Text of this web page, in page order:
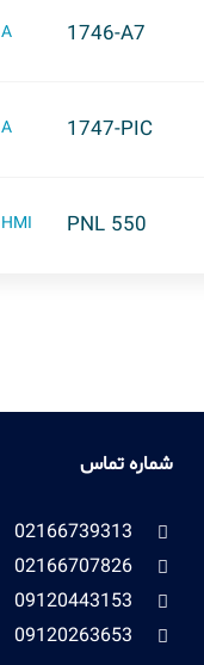
1746-A7
A
1747-PIC
A
PNL 550
HMI
شماره تماس
02166739313
02166707826
09120443153
09120263653